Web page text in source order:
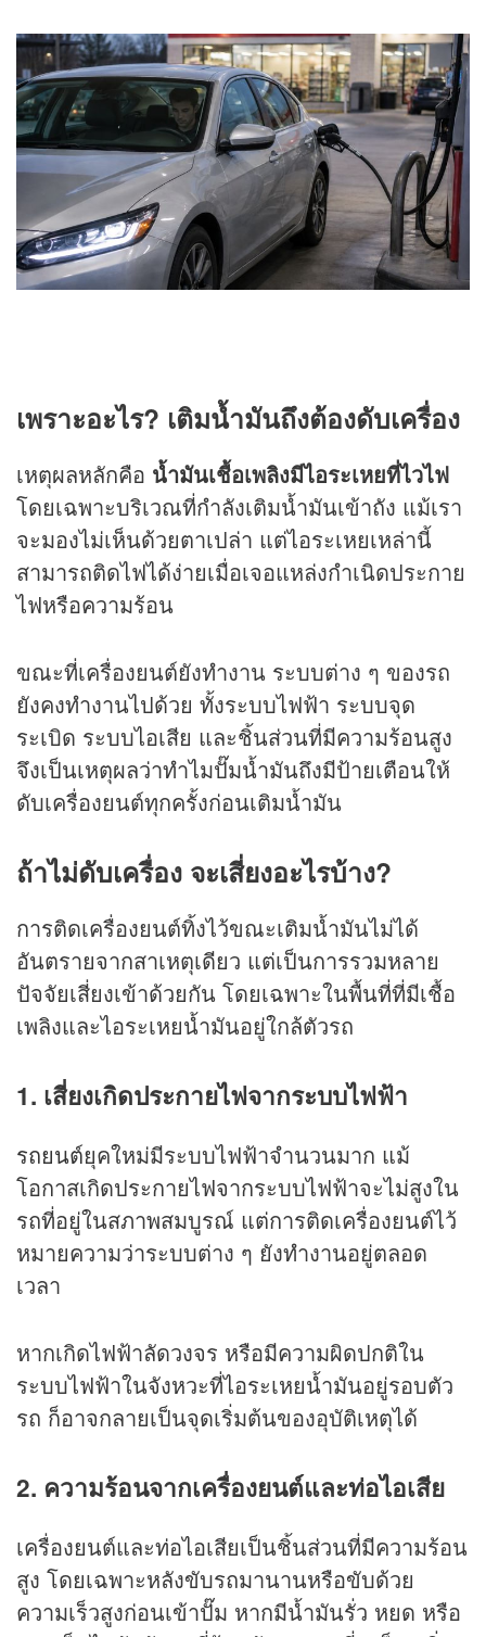
เพราะอะไร? เติมน้ำมันถึงต้องดับเครื่อง
เหตุผลหลักคือ น้ำมันเชื้อเพลิงมีไอระเหยที่ไวไฟ
โดยเฉพาะบริเวณที่กำลังเติมน้ำมันเข้าถัง แม้เรา
จะมองไม่เห็นด้วยตาเปล่า แต่ไอระเหยเหล่านี้
สามารถติดไฟได้ง่ายเมื่อเจอแหล่งกำเนิดประกาย
ไฟหรือความร้อน
ขณะที่เครื่องยนต์ยังทำงาน ระบบต่าง ๆ ของรถ
ยังคงทำงานไปด้วย ทั้งระบบไฟฟ้า ระบบจุด
ระเบิด ระบบไอเสีย และชิ้นส่วนที่มีความร้อนสูง
จึงเป็นเหตุผลว่าทำไมปั๊มน้ำมันถึงมีป้ายเตือนให้
ดับเครื่องยนต์ทุกครั้งก่อนเติมน้ำมัน
ถ้าไม่ดับเครื่อง จะเสี่ยงอะไรบ้าง?
การติดเครื่องยนต์ทิ้งไว้ขณะเติมน้ำมันไม่ได้
อันตรายจากสาเหตุเดียว แต่เป็นการรวมหลาย
ปัจจัยเสี่ยงเข้าด้วยกัน โดยเฉพาะในพื้นที่ที่มีเชื้อ
เพลิงและไอระเหยน้ำมันอยู่ใกล้ตัวรถ
1. เสี่ยงเกิดประกายไฟจากระบบไฟฟ้า
รถยนต์ยุคใหม่มีระบบไฟฟ้าจำนวนมาก แม้
โอกาสเกิดประกายไฟจากระบบไฟฟ้าจะไม่สูงใน
รถที่อยู่ในสภาพสมบูรณ์ แต่การติดเครื่องยนต์ไว้
หมายความว่าระบบต่าง ๆ ยังทำงานอยู่ตลอด
เวลา
หากเกิดไฟฟ้าลัดวงจร หรือมีความผิดปกติใน
ระบบไฟฟ้าในจังหวะที่ไอระเหยน้ำมันอยู่รอบตัว
รถ ก็อาจกลายเป็นจุดเริ่มต้นของอุบัติเหตุได้
2. ความร้อนจากเครื่องยนต์และท่อไอเสีย
เครื่องยนต์และท่อไอเสียเป็นชิ้นส่วนที่มีความร้อน
สูง โดยเฉพาะหลังขับรถมานานหรือขับด้วย
ความเร็วสูงก่อนเข้าปั๊ม หากมีน้ำมันรั่ว หยด หรือ